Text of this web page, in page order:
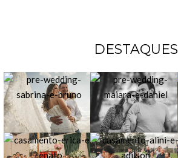
DESTAQUES